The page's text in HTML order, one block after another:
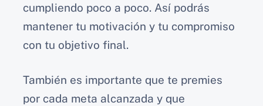
cumpliendo poco a poco. Así podrás
mantener tu motivación y tu compromiso
con tu objetivo final.
También es importante que te premies
por cada meta alcanzada y que